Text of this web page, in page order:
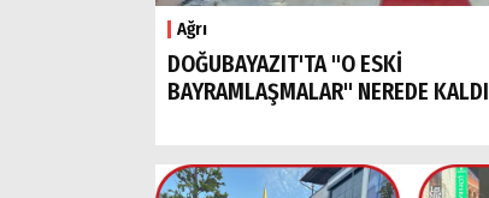
Ağrı
DOĞUBAYAZIT'TA "O ESKİ
BAYRAMLAŞMALAR" NEREDE KALDI